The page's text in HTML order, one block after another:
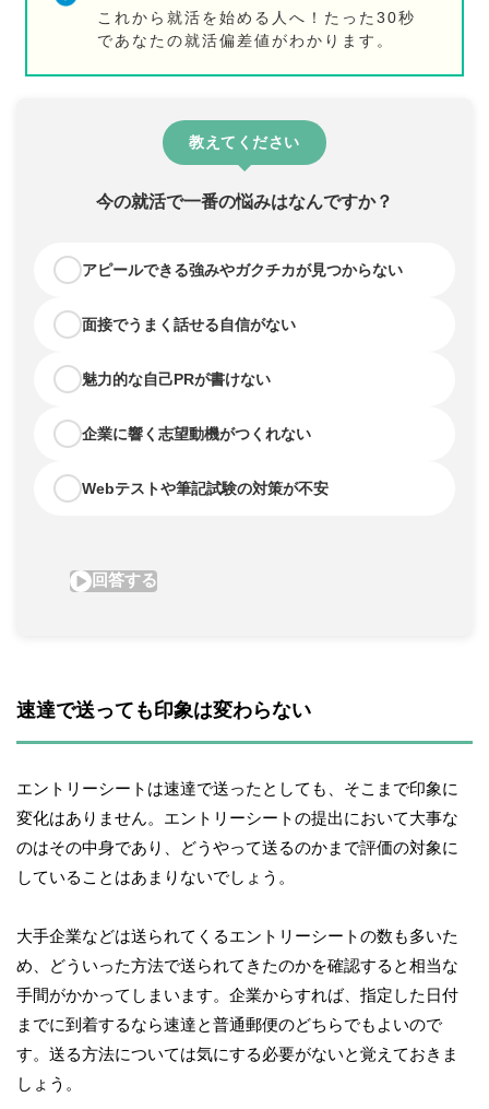
これから就活を始める人へ！たった30秒
であなたの就活偏差値がわかります。
速達で送っても印象は変わらない
エントリーシートは速達で送ったとしても、そこまで印象に
変化はありません。エントリーシートの提出において大事な
のはその中身であり、どうやって送るのかまで評価の対象に
していることはあまりないでしょう。
大手企業などは送られてくるエントリーシートの数も多いた
め、どういった方法で送られてきたのかを確認すると相当な
手間がかかってしまいます。企業からすれば、指定した日付
までに到着するなら速達と普通郵便のどちらでもよいので
す。送る方法については気にする必要がないと覚えておきま
しょう。